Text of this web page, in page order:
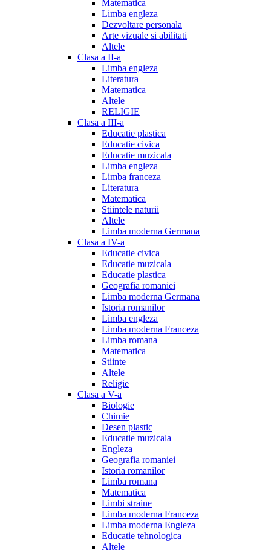
Matematica
Limba engleza
Dezvoltare personala
Arte vizuale si abilitati
Altele
Clasa a II-a
Limba engleza
Literatura
Matematica
Altele
RELIGIE
Clasa a III-a
Educatie plastica
Educatie civica
Educatie muzicala
Limba engleza
Limba franceza
Literatura
Matematica
Stiintele naturii
Altele
Limba moderna Germana
Clasa a IV-a
Educatie civica
Educatie muzicala
Educatie plastica
Geografia romaniei
Limba moderna Germana
Istoria romanilor
Limba engleza
Limba moderna Franceza
Limba romana
Matematica
Stiinte
Altele
Religie
Clasa a V-a
Biologie
Chimie
Desen plastic
Educatie muzicala
Engleza
Geografia romaniei
Istoria romanilor
Limba romana
Matematica
Limbi straine
Limba moderna Franceza
Limba moderna Engleza
Educatie tehnologica
Altele